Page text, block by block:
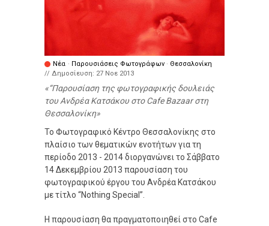
Νέα · Παρουσιάσεις Φωτογράφων · Θεσσαλονίκη
// Δημοσίευση: 27 Νοε 2013
“Παρουσίαση της φωτογραφικής δουλειάς
του Ανδρέα Κατσάκου στο Cafe Bazaar στη
Θεσσαλονίκη
Το Φωτογραφικό Κέντρο Θεσσαλονίκης στο
πλαίσιο των θεματικών ενοτήτων για τη
περίοδο 2013 - 2014 διοργανώνει το Σάββατο
14 Δεκεμβρίου 2013 παρουσίαση του
φωτογραφικού έργου του Ανδρέα Κατσάκου
με τίτλο “Nothing Special”.
Η παρουσίαση θα πραγματοποιηθεί στο Cafe